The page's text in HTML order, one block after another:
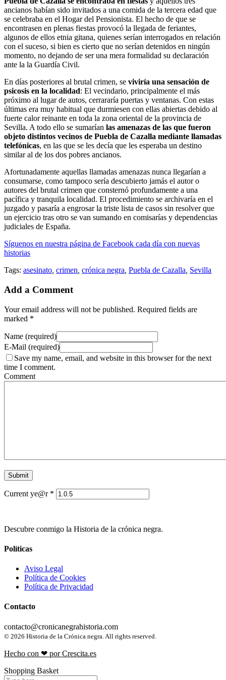
ancianos habían sido invitados a una comida de la tercera edad que
se celebraba en el Hogar del Pensionista. El hecho de que se
encontrasen en plenas fiestas provocó la llegada de feriantes,
algunos de ellos etnia gitana, quienes serían interrogados en relación
con el suceso, si bien es cierto que no serían detenidos en ningún
momento, no dejando de ser una mera formalidad su declaración
ante la la Guardía Civil.
En días posteriores al brutal crimen, se viviría una sensación de
psicosis en la localidad: El vecindario, principalmente el más
próximo al lugar de autos, cerrararía puertas y ventanas. Con estas
últimas era muy habitual que durmiesen con ellas abiertas debido al
fuerte calor reinante en toda la zona oriental de la provincia de
Sevilla. A todo ello se sumarían las amenazas de las que fueron
objeto distintos vecinos de Puebla de Cazalla mediante llamadas
telefónicas, en las que se les decía que les esperaba un destino
similar al de los dos pobres ancianos.
Afortunadamente aquellas llamadas amenazas nunca llegarían a
consumarse, como tampoco sería descubierto jamás el autor o
autores del brutal crimen que consternó profundamente a una
pacífica y tranquila localidad. El procedimiento se archivaría en el
juzgado y pasaría a engrosar la triste lista de casos sin resolver que
un ejercicio tras otro se van sumando en comisarías y dependencias
judiciales de España.
Síguenos en nuestra página de Facebook cada día con nuevas
historias
Tags: asesinato crimen crónica negra Puebla de Cazalla Sevilla
Add a Comment
Your email address will not be published. Required fields are
marked *
Name (required)
E-Mail (required)
Save my name, email, and website in this browser for the next
time I comment.
Comment
Current ye@r *
Descubre conmigo la Historia de la crónica negra.
Políticas
Aviso Legal
Política de Cookies
Política de Privacidad
Contacto
contacto@cronicanegrahistoria.com
© 2026 Historia de la Crónica negra. All rights reserved.
Hecho con ❤ por Crescita.es
Shopping Basket